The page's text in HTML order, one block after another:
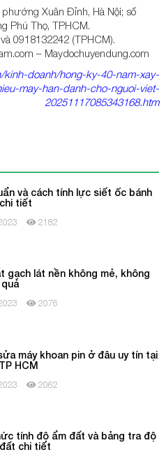
Xuân Đỉnh, Hà Nội; số
Phú Thọ, TPHCM.
0918132242 (TPHCM).
– Maydochuyendung.com
kinh-doanh/hong-ky-40-nam-xay-
may-han-danh-cho-nguoi-viet-
20251117085343168.htm
và cách tính lực siết ốc bánh
tiết
2182
gạch lát nền không mẻ, không
2076
máy khoan pin ở đâu uy tín tại
HCM
2062
tính độ ẩm đất và bảng tra độ
chi tiết